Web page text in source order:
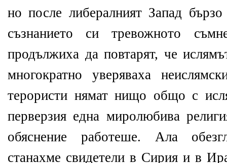
но после либералният Запад
съзнанието си тревожното
продължиха да повтарят, че
многократно уверяваха
терористи нямат нищо общо с
перверзия една миролюбива
обяснение работеше. Ала
станахме свидетели в Сирия и в